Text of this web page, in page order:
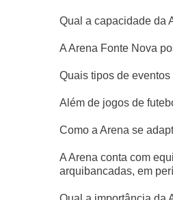
Qual a capacidade da
A Arena Fonte Nova
Quais tipos de
Além de jogos de
Como a Arena se
A Arena conta com
arquibancadas, em